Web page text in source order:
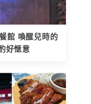
館 喚醒兒時的
好愜意